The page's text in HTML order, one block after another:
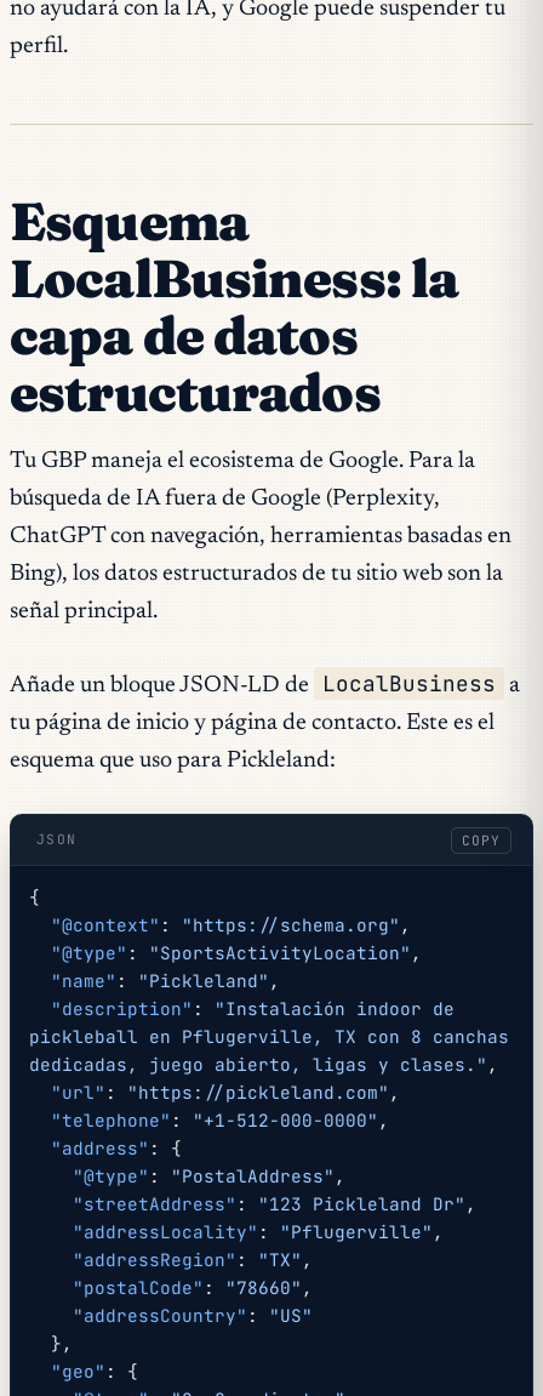
no ayudará con la IA, y Google puede suspender tu
perfil.
Esquema
LocalBusiness: la
capa de datos
estructurados
Tu GBP maneja el ecosistema de Google. Para la
búsqueda de IA fuera de Google (Perplexity,
ChatGPT con navegación, herramientas basadas en
Bing), los datos estructurados de tu sitio web son la
señal principal.
Añade un bloque JSON-LD de LocalBusiness
a
tu página de inicio y página de contacto. Este es el
esquema que uso para Pickleland:
JSON COPY
{
  "@context"
: "https://schema.org" ,
  "@type"
: "SportsActivityLocation" ,
  "name"
: "Pickleland" ,
  "description"
: "Instalación indoor de
pickleball en Pflugerville, TX con 8 canchas
dedicadas, juego abierto, ligas y clases." ,
  "url"
: "https://pickleland.com" ,
  "telephone"
: "+1-512-000-0000" ,
  "address"
: {
    "@type"
: "PostalAddress" ,
    "streetAddress"
: "123 Pickleland Dr" ,
    "addressLocality"
: "Pflugerville" ,
    "addressRegion"
: "TX" ,
    "postalCode"
: "78660" ,
    "addressCountry"
: "US"
  },
  "geo"
: {